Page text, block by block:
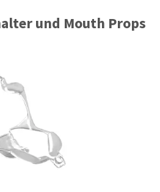
und Mouth Props